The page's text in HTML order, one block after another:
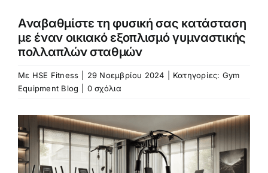
Αναβαθμίστε τη φυσική σας κατάσταση
με έναν οικιακό εξοπλισμό γυμναστικής
πολλαπλών σταθμών
Με HSE Fitness 29 Νοεμβρίου 2024 Κατηγορίες: Gym
Equipment Blog
0 σχόλια
Προβολή
μεγαλύτερης
εικόνας